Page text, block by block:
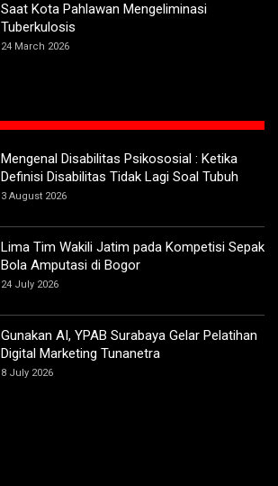
Saat Kota Pahlawan Mengeliminasi
Tuberkulosis
24 March 2026
Mengenal Disabilitas Psikososial : Ketika
Definisi Disabilitas Tidak Lagi Soal Tubuh
3 August 2026
Lima Tim Wakili Jatim pada Kompetisi Sepak
Bola Amputasi di Bogor
24 July 2026
Gunakan AI, YPAB Surabaya Gelar Pelatihan
Digital Marketing Tunanetra
8 July 2026